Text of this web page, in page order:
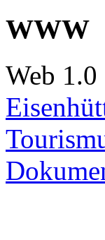
WWW
Web 1.0